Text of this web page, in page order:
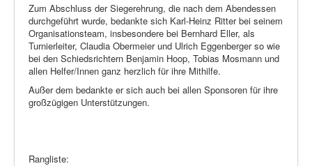
Zum Abschluss der Siegerehrung, die nach dem Abendessen
durchgeführt wurde, bedankte sich Karl-Heinz Ritter bei seinem
Organisationsteam, insbesondere bei Bernhard Eller, als
Turnierleiter, Claudia Obermeier und Ulrich Eggenberger so wie
bei den Schiedsrichtern Benjamin Hoop, Tobias Mosmann und
allen Helfer/Innen ganz herzlich für ihre Mithilfe.
Außer dem bedankte er sich auch bei allen Sponsoren für ihre
großzügigen Unterstützungen.
Rangliste: